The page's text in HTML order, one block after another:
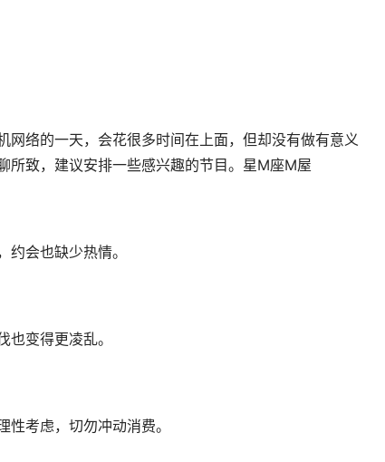
络的一天，会花很多时间在上面，但却没有做有意义
所致，建议安排一些感兴趣的节目。星M座M屋
会也缺少热情。
变得更凌乱。
考虑，切勿冲动消费。